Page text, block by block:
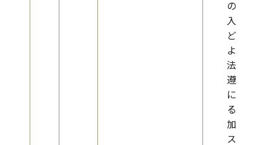
の導
入な
どに
よる
法令
遵守
に係
る追
加コ
スト